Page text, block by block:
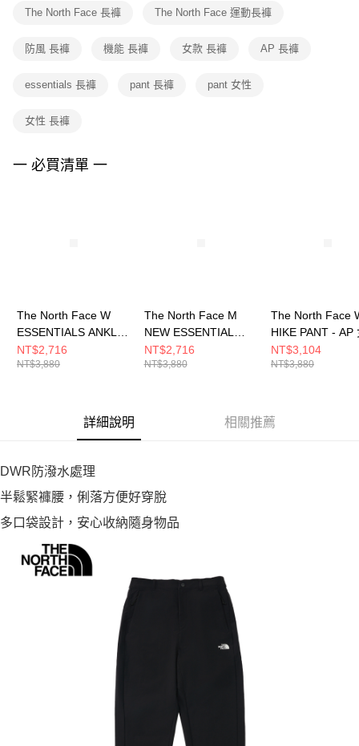
客戶支援中心」https://netprotections.freshdesk.com/support/home
１．透過由恩沛科技股份有限公司提供之「AFTEE先享後付」服務完成之交
權轉讓予恩沛科技股份有限公司。
３．未成年的使用者請事先徵得法定代理人或監護人之同意方可使用
４．使用「AFTEE先享後付」時，將依據個別帳號之用戶狀況，依本公司即
The North Face 長褲 The North Face 運動長褲
防風 長褲 機能 長褲 女款 長褲 AP 長褲
essentials 長褲 pant 長褲 pant 女性
女性 長褲
一 必買清單 一
The North Face W
ESSENTIALS ANKLE
PANT - AP 女 長褲
NF0A8CJU0C5
NT$2,716
NT$3,880
The North Face M
NEW ESSENTIAL
PANTS - AP 男 長褲
NF0A8E4YJK3
NT$2,716
NT$3,880
The North Face
HIKE PANT - AP
褲
NT$3,104
NT$3,880
詳細說明 相關推薦
DWR防潑水處理
半鬆緊褲腰，俐落方便好穿脫
多口袋設計，安心收納隨身物品